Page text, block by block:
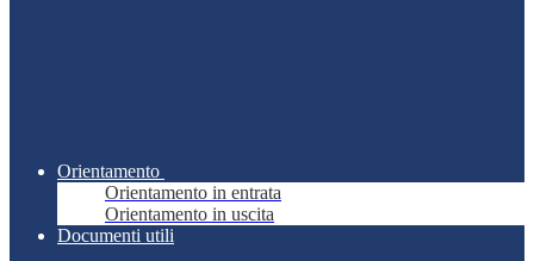
Orientamento
Orientamento in entrata
Orientamento in uscita
Documenti utili